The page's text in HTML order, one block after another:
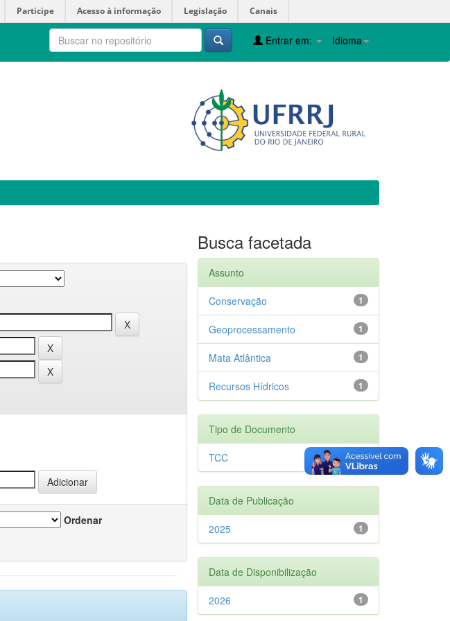
Participe Acesso à informação Legislação Canais
Idioma
Entrar em:
Ordenar
Busca facetada
Assunto
1
Conservação
1
Geoprocessamento
1
Mata Atlântica
1
Recursos Hídricos
Tipo de Documento
1
TCC
Data de Publicação
1
2025
Data de Disponibilização
1
2026